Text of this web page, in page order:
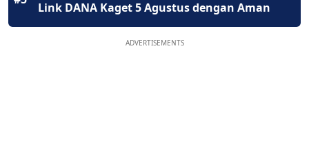
Link DANA Kaget 5 Agustus dengan Aman
ADVERTISEMENTS